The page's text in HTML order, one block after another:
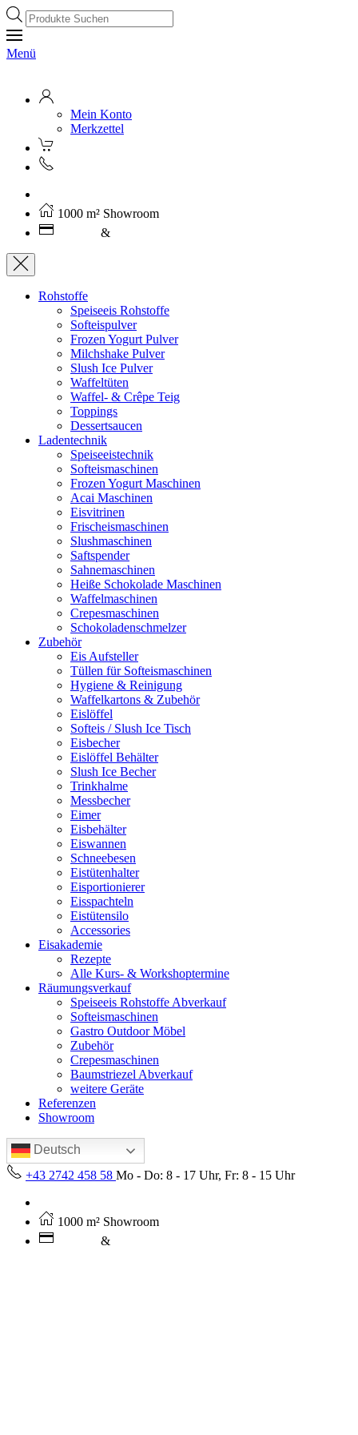
Products
search
Menü
Mein Konto
Merkzettel
1000 m² Showroom
&
Rohstoffe
Speiseeis Rohstoffe
Softeispulver
Frozen Yogurt Pulver
Milchshake Pulver
Slush Ice Pulver
Waffeltüten
Waffel- & Crêpe Teig
Toppings
Dessertsaucen
Ladentechnik
Speiseeistechnik
Softeismaschinen
Frozen Yogurt Maschinen
Acai Maschinen
Eisvitrinen
Frischeismaschinen
Slushmaschinen
Saftspender
Sahnemaschinen
Heiße Schokolade Maschinen
Waffelmaschinen
Crepesmaschinen
Schokoladenschmelzer
Zubehör
Eis Aufsteller
Tüllen für Softeismaschinen
Hygiene & Reinigung
Waffelkartons & Zubehör
Eislöffel
Softeis / Slush Ice Tisch
Eisbecher
Eislöffel Behälter
Slush Ice Becher
Trinkhalme
Messbecher
Eimer
Eisbehälter
Eiswannen
Schneebesen
Eistütenhalter
Eisportionierer
Eisspachteln
Eistütensilo
Accessories
Eisakademie
Rezepte
Alle Kurs- & Workshoptermine
Räumungsverkauf
Speiseeis Rohstoffe Abverkauf
Softeismaschinen
Gastro Outdoor Möbel
Zubehör
Crepesmaschinen
Baumstriezel Abverkauf
weitere Geräte
Referenzen
Showroom
Deutsch
+43 2742 458 58 Mo - Do: 8 - 17 Uhr, Fr: 8 - 15 Uhr
1000 m² Showroom
&